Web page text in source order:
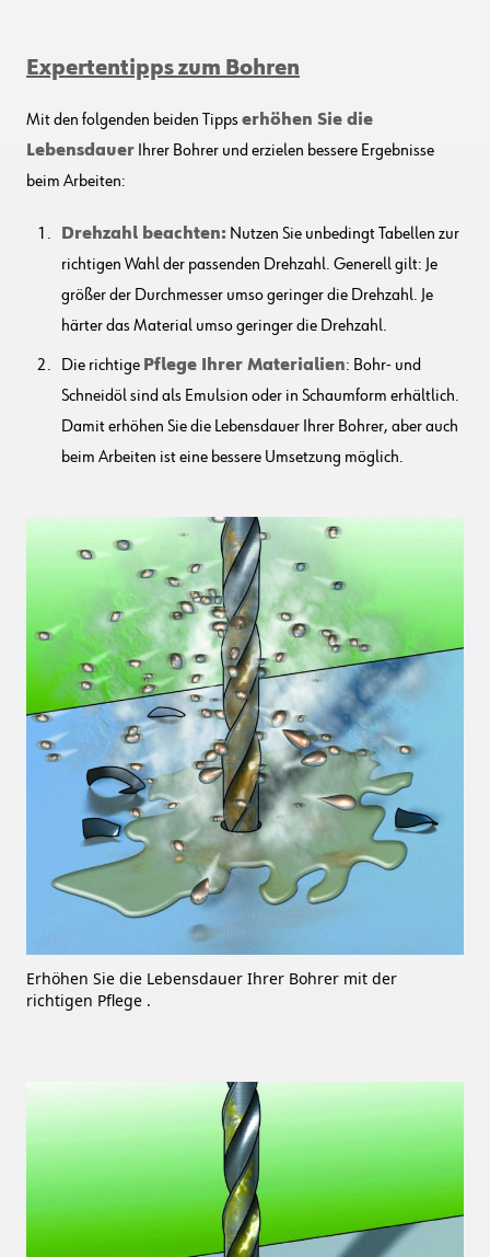
Expertentipps zum Bohren
Mit den folgenden beiden Tippserhöhen Sie die
Lebensdauer Ihrer Bohrer und erzielen bessere Ergebnisse
beim Arbeiten:
Drehzahl beachten: Nutzen Sie unbedingt Tabellen zur
richtigen Wahl der passenden Drehzahl. Generell gilt: Je
größer der Durchmesser umso geringer die Drehzahl. Je
härter das Material umso geringer die Drehzahl.
Die richtige Pflege Ihrer Materialien: Bohr- und
Schneidöl sind als Emulsion oder in Schaumform erhältlich.
Damit erhöhen Sie die Lebensdauer Ihrer Bohrer, aber auch
beim Arbeiten ist eine bessere Umsetzung möglich.
Erhöhen Sie die Lebensdauer Ihrer Bohrer mit der
richtigen Pflege .